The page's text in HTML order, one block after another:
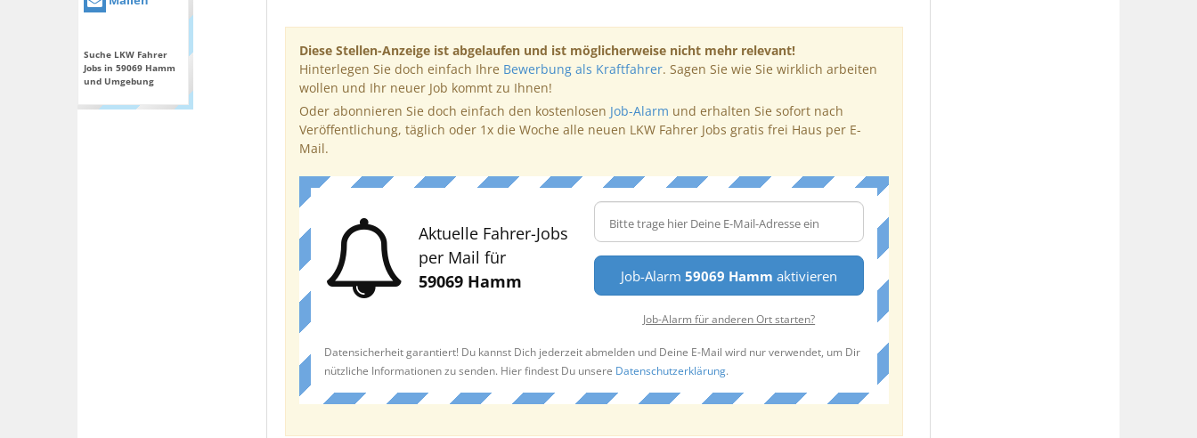
Suche LKW Fahrer
Jobs in 59069 Hamm
und Umgebung
Diese Stellen-Anzeige ist abgelaufen und ist möglicherweise nicht mehr relevant!
Hinterlegen Sie doch einfach Ihre Bewerbung als Kraftfahrer. Sagen Sie wie Sie wirklich arbeiten
wollen und Ihr neuer Job kommt zu Ihnen!
Oder abonnieren Sie doch einfach den kostenlosen Job-Alarm und erhalten Sie sofort nach
Veröffentlichung, täglich oder 1x die Woche alle neuen LKW Fahrer Jobs gratis frei Haus per E-
Mail.
Aktuelle Fahrer-Jobs
per Mail für
59069 Hamm
Job-Alarm59069 Hamm aktivieren
Job-Alarm für anderen Ort starten?
Datensicherheit garantiert! Du kannst Dich jederzeit abmelden und Deine E-Mail wird nur verwendet, um Dir
nützliche Informationen zu senden. Hier findest Du unsere Datenschutzerklärung.